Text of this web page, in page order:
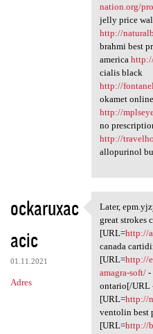
nation.org/
jelly price
http://
brahmi best
america
cialis black
http://
okamet
http://
no
http://
allopurinol
ockaruxac
acic
01.11.2021
Adres
Later,
Later,
great strokes
[URL=http://
canada
[URL=http://
amagra-soft/-
ontario[/URL
[URL=http://
ventolin best
[URL=http://